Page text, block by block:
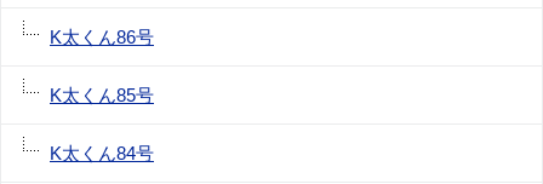
K太くん86号
K太くん85号
K太くん84号